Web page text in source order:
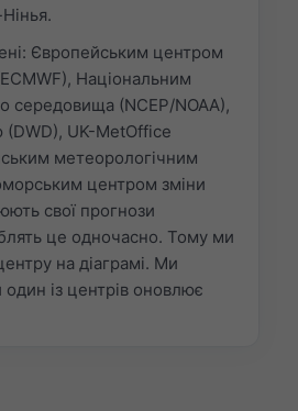
Європейським центром
Національним
середовища (NCEP/NOAA),
UK-MetOffice
метеорологічним
центром зміни
свої прогнози
це одночасно. Тому ми
на діаграмі. Ми
із центрів оновлює